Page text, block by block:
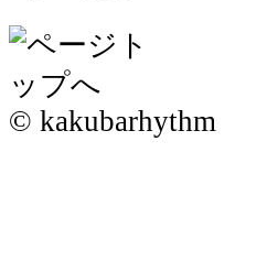
© kakubarhythm